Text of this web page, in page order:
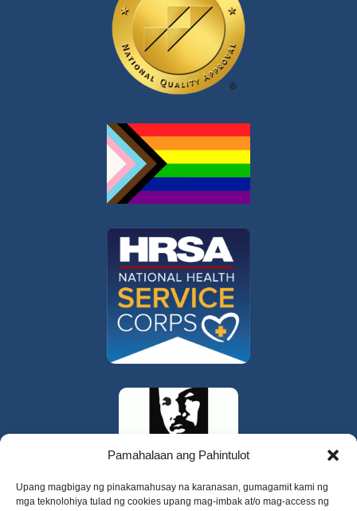
Pamahalaan ang Pahintulot
Upang magbigay ng pinakamahusay na karanasan, gumagamit kami ng
mga teknolohiya tulad ng cookies upang mag-imbak at/o mag-access ng